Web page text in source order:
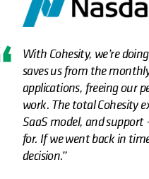
With Cohesity, we’re
saves us from the
applications, freeing our
work. The total Cohesity
SaaS model, and support
for. If we went back in
decision.”